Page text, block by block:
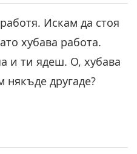
2021-04-23 6863Преглед
са най-добрият
тази планета, част 5 от
Искам да стоя
хубава работа.
и ти ядеш. О, хубава
другаде?